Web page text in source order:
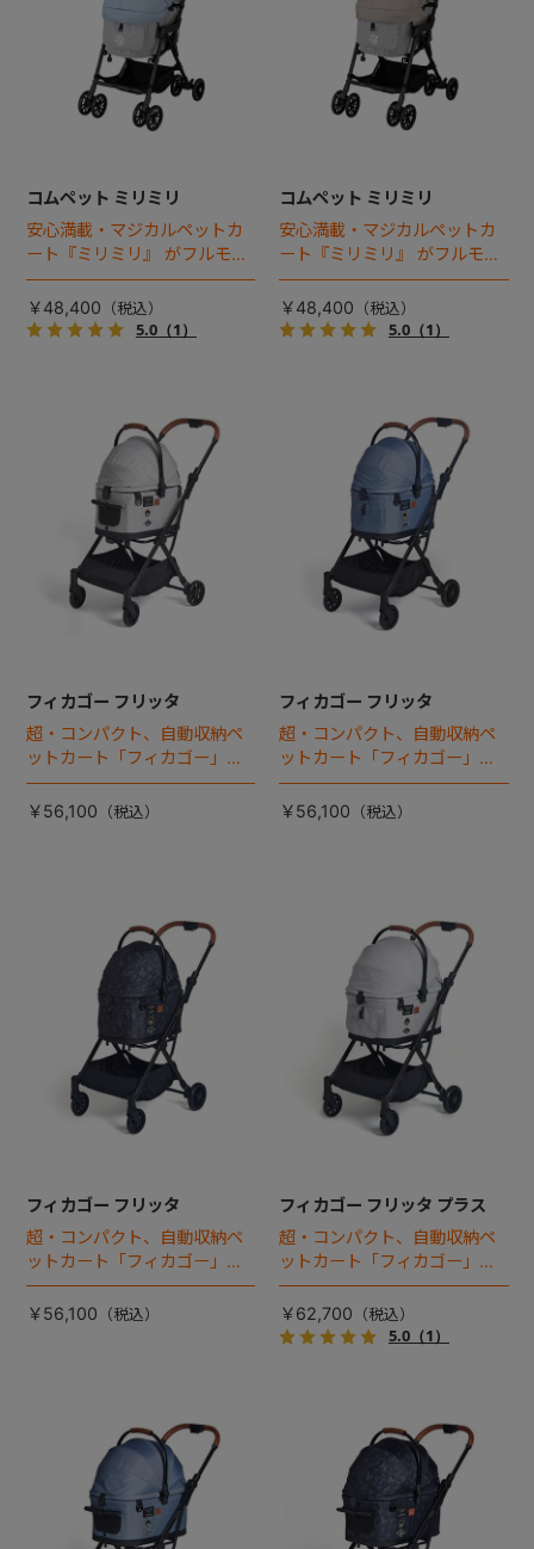
コムペット ミリミリ
安心満載・マジカルペットカ
ート『ミリミリ』 がフルモデ
ルチェンジ。 新機能「マジカ
ルフォールディング」搭載
￥48,400
5.0（1）
コムペット ミリミリ
安心満載・マジカルペットカ
ート『ミリミリ』 がフルモデ
ルチェンジ。 新機能「マジカ
ルフォールディング」搭載
￥48,400
5.0（1）
フィカゴー フリッタ
超・コンパクト、自動収納ペ
ットカート「フィカゴー」に
キャビン着脱タイプが新登
場！
￥56,100
フィカゴー フリッタ
超・コンパクト、自動収納ペ
ットカート「フィカゴー」に
キャビン着脱タイプが新登
場！
￥56,100
フィカゴー フリッタ
超・コンパクト、自動収納ペ
ットカート「フィカゴー」に
キャビン着脱タイプが新登
場！
￥56,100
フィカゴー フリッタ プラス
超・コンパクト、自動収納ペ
ットカート「フィカゴー」に
キャビン着脱タイプが新登
場！
￥62,700
5.0（1）